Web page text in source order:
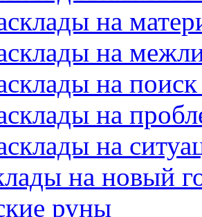
на
на
на
на
на
на новый
руны